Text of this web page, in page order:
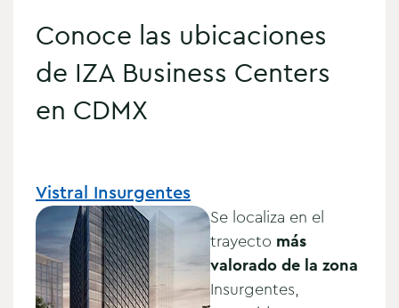
Conoce las ubicaciones
de IZA Business Centers
en CDMX
Vistral Insurgentes
Se localiza en el
trayecto más
valorado de la zona
Insurgentes,